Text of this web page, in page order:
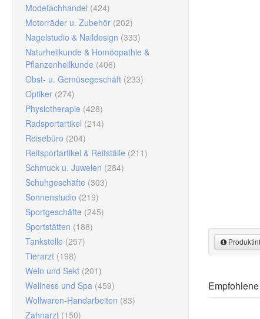
Modefachhandel (424)
Motorräder u. Zubehör (202)
Nagelstudio & Naildesign (333)
Naturheilkunde & Homöopathie &
Pflanzenheilkunde (406)
Obst- u. Gemüsegeschäft (233)
Optiker (274)
Physiotherapie (428)
Radsportartikel (214)
Reisebüro (204)
Reitsportartikel & Reitställe (211)
Schmuck u. Juwelen (284)
Schuhgeschäfte (303)
Sonnenstudio (219)
Sportgeschäfte (245)
Sportstätten (188)
Tankstelle (257)
Tierarzt (198)
Wein und Sekt (201)
Wellness und Spa (459)
Wollwaren-Handarbeiten (83)
Zahnarzt (150)